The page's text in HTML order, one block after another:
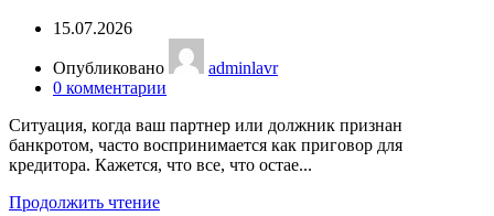
15.07.2026
Опубликовано
adminlavr
0 комментарии
Ситуация, когда ваш партнер или должник признан
банкротом, часто воспринимается как приговор для
кредитора. Кажется, что все, что остае...
Продолжить чтение